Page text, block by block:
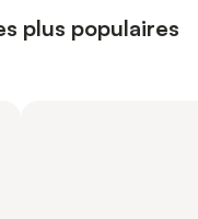
plus populaires